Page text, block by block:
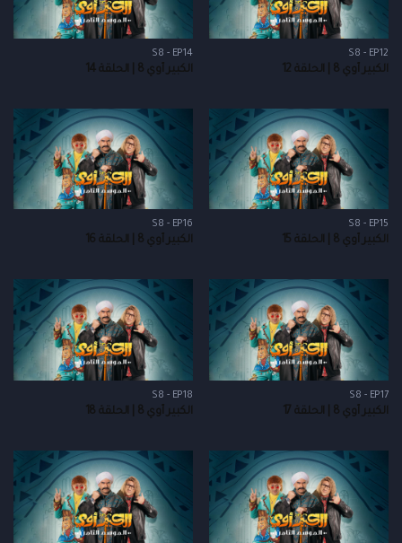
S8 - EP12
الكبير أوي 8 | الحلقة 12
S8 - EP14
الكبير أوي 8 | الحلقة 14
S8 - EP15
الكبير أوي 8 | الحلقة 15
S8 - EP16
الكبير أوي 8 | الحلقة 16
S8 - EP17
الكبير أوي 8 | الحلقة 17
S8 - EP18
الكبير أوي 8 | الحلقة 18